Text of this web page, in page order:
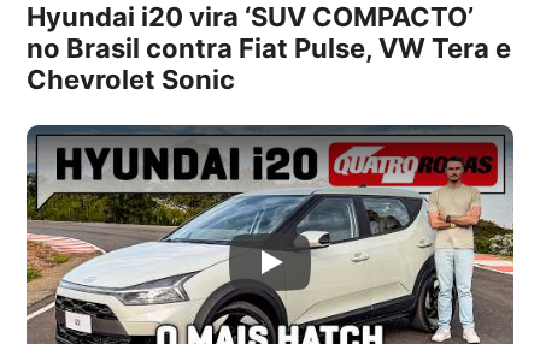
Hyundai i20 vira ‘SUV COMPACTO’
no Brasil contra Fiat Pulse, VW Tera e
Chevrolet Sonic